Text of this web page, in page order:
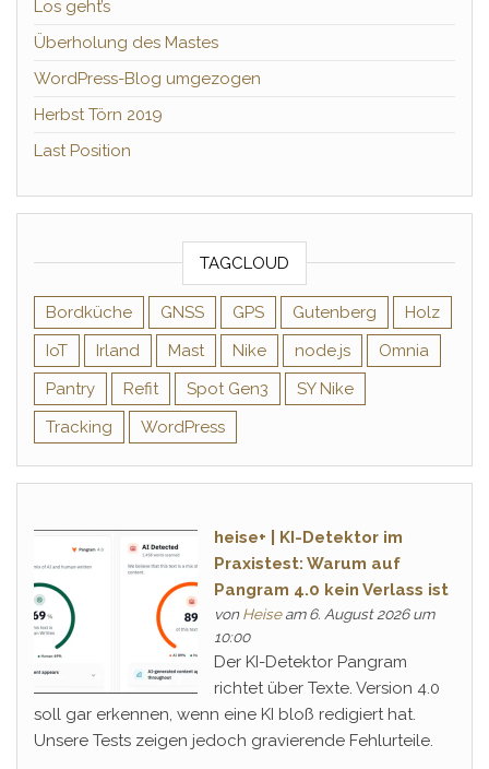
Los geht’s
Überholung des Mastes
WordPress-Blog umgezogen
Herbst Törn 2019
Last Position
TAGCLOUD
Bordküche GNSS GPS Gutenberg
Holz
IoT
Irland Mast Nike node.js
Omnia
Pantry
Refit Spot Gen3
SY Nike
Tracking
WordPress
heise+ | KI-Detektor im
Praxistest: Warum auf
Pangram 4.0 kein Verlass ist
von Heiseam 6. August 2026 um
10:00
Der KI-Detektor Pangram
richtet über Texte. Version 4.0
soll gar erkennen, wenn eine KI bloß redigiert hat.
Unsere Tests zeigen jedoch gravierende Fehlurteile.